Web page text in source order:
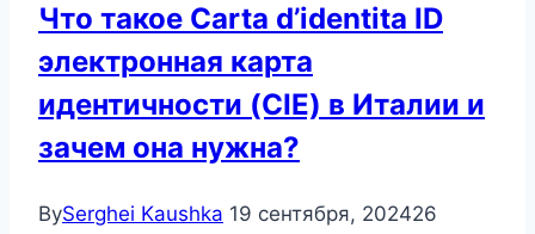
Что такое Carta d’identita ID
электронная карта
идентичности (CIE) в Италии и
зачем она нужна?
BySerghei Kaushka 19 сентября, 202426